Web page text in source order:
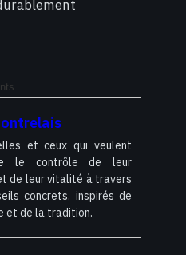
et ceux qui veulent
le contrôle de leur
de leur vitalité à travers
concrets, inspirés de
et de la tradition.